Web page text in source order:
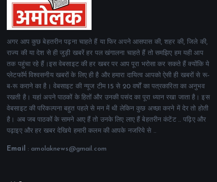
अगर आप कुछ बेहतरीन पढ़ना चाहते हैं या फिर अपने आसपास की, शहर की, जिले की,
राज्य की या देश से ही जुड़ी खबरें हर पल खंगालना चाहते हैं तो समझिए हम यही आप
तक पहुंचा रहे हैं।इस वेबसाइट की हर खबर पर आप पूरा भरोसा कर सकते हैं क्योंकि ये
प्लेटफॉर्म विश्वसनीय खबरों के लिए ही है और हमारा दायित्व आपको ऐसी ही खबरों से रू-
ब-रू कराने का है। वेबसाइट की न्यूज टीम 15 से 20 वर्षों का पत्रकारिता का अनुभव
रखती है। यहां अपने पाठकों के हितों और उनकी पसंद का पूरा ध्यान रखा जाता है। इस
वेबसाइट की परिकल्पना बहुत पहले से मन में थी लेकिन कुछ अच्छा करने में देर तो होती
है। अब जब पाठकों के सामने आए हैं तो उनके लिए लाए हैं बेहतरीन कंटेंट .. पढ़िए और
पढ़ाइए और हर खबर देखिये हमारी कलम की आपके नजरिये से ..
Email : amolaknews@gmail.com